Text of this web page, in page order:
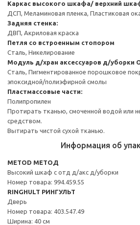
Каркас высокого шкафа/ верхний
ДСП, Меламиновая пленка, Пластиковая
Задняя стенка:
ДВП, Акриловая краска
Петля со встроенным стопором
Сталь, Никелирование
Модуль д/хран аксессуаров д/уборки
Сталь, Пигментированное порошковое
эпоксидной/полиэфирной смолы
Пластмассовые части:
Полипропилен
Протирать тканью, смоченной водой или
средством.
Вытирать чистой сухой тканью.
Информация об
METOD МЕТОД
Высокий шкаф с отд д/акс д/уборки
Номер товара: 994.459.55
RINGHULT РИНГУЛЬТ
Дверь
Номер товара: 403.547.49
Ширина: 40 см